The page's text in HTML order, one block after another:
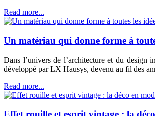
Read more...
Un matériau qui donne forme à
Dans l’univers de l’architecture et du design
développé par LX Hausys, devenu au fil des
Read more...